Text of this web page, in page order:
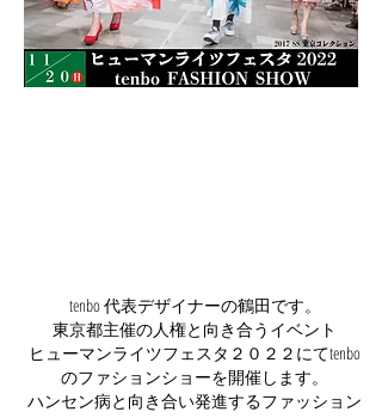
tenbo 代表デザイナーの鶴田です。
東京都主催の人権と向き合うイベント
ヒューマンライツフェスタ２０２２にてtenbo
のファションショーを開催します。
ハンセン病と向き合い発進するファッション